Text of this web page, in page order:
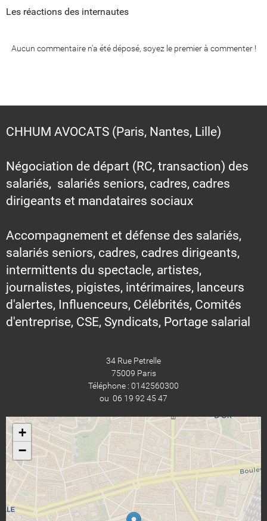
Les réactions des internautes
Aucun commentaire n'a été déposé, soyez le premier à commenter !
CHHUM AVOCATS (Paris, Nantes, Lille)
Négociation de départ (RC, transaction) des
salariés, salariés seniors, cadres, cadres
dirigeants et mandataires sociaux
Accompagnement et défense des salariés,
salariés seniors, cadres, cadres dirigeants,
intermittents du spectacle, artistes,
journalistes, pigistes, intérimaires, lanceurs
d'alertes, Influenceurs, Célébrités, Comités
d'entreprise, CSE, Syndicats, Portage salarial
34 Rue Petrelle
75009 Paris
Téléphone : 0142560300
ou 06 19 92 45 47
+
−